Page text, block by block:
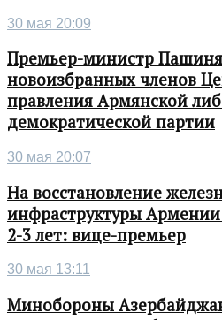
30 мая 20:09
Премьер-министр
новоизбранных членов
правления Армянской
демократической партии
30 мая 20:07
На восстановление
инфраструктуры Армении
2-3 лет: вице-премьер
30 мая 13:11
Минобороны